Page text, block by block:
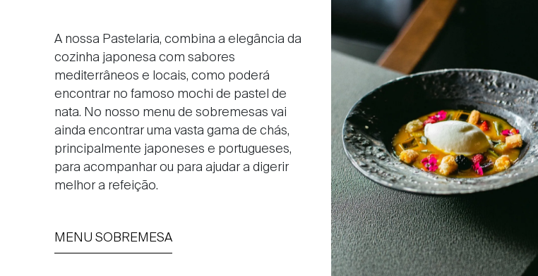
A nossa Pastelaria, combina a elegância da
cozinha japonesa com sabores
mediterrâneos e locais, como poderá
encontrar no famoso mochi de pastel de
nata. No nosso menu de sobremesas vai
ainda encontrar uma vasta gama de chás,
principalmente japoneses e portugueses,
para acompanhar ou para ajudar a digerir
melhor a refeição.
MENU SOBREMESA